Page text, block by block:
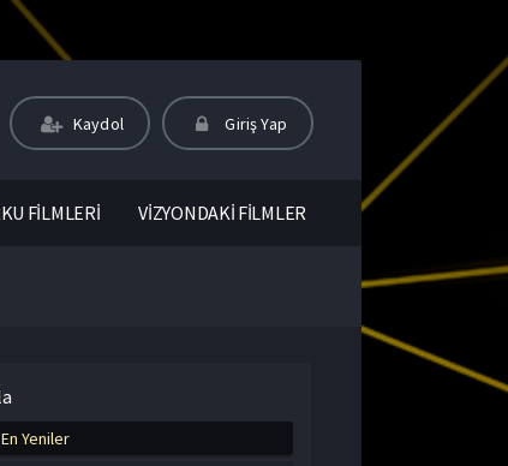
Kaydol Giriş Yap
FİLMLERİ VİZYONDAKİ FİLMLER
En Yeniler